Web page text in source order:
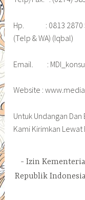
Hp. : 0813 2870
(Telp & WA) (Iqbal)
Email. :
Website :
Untuk Undangan
Kami Kirimkan Lewat
Izin
Republik Indonesia